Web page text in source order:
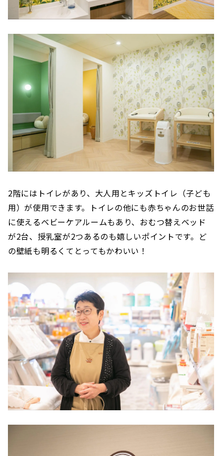
2階にはトイレがあり、大人用とキッズトイレ（子ども
用）が使用できます。トイレの他にも赤ちゃんのお世話
に使えるベビーケアルームもあり、おむつ替えベッド
が2台、授乳室が2つあるのも嬉しいポイントです。ど
の壁紙も明るくてとってもかわいい！